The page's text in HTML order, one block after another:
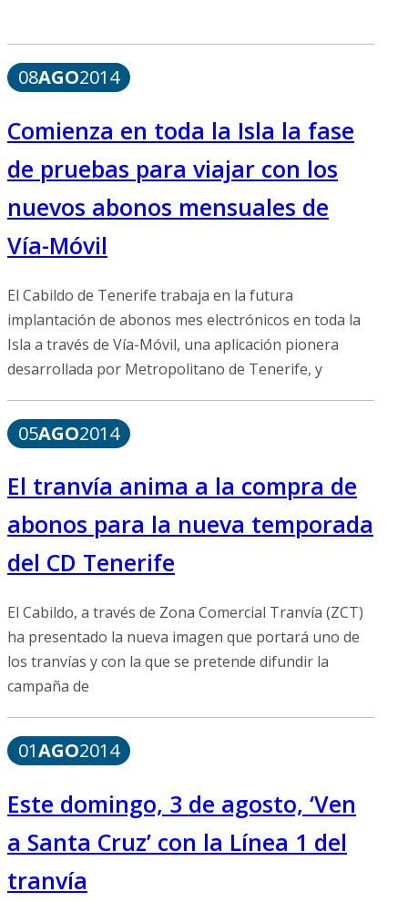
08AGO2014
Comienza en toda la Isla la fase
de pruebas para viajar con los
nuevos abonos mensuales de
Vía-Móvil
El Cabildo de Tenerife trabaja en la futura
implantación de abonos mes electrónicos en toda la
Isla a través de Vía-Móvil, una aplicación pionera
desarrollada por Metropolitano de Tenerife, y
05AGO2014
El tranvía anima a la compra de
abonos para la nueva temporada
del CD Tenerife
El Cabildo, a través de Zona Comercial Tranvía (ZCT)
ha presentado la nueva imagen que portará uno de
los tranvías y con la que se pretende difundir la
campaña de
01AGO2014
Este domingo, 3 de agosto, ‘Ven
a Santa Cruz’ con la Línea 1 del
tranvía